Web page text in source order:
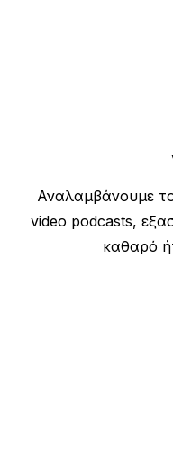
Αναλαμβάνουμε
video podcasts,
καθαρό